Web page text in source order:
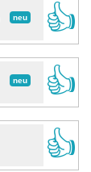
neu
👍
neu
👍
👍